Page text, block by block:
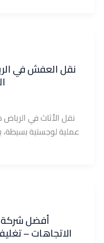
نقل العفش في
نقل الأثاث في
عملية لوجستية
أفضل شركة
الاتجاهات –